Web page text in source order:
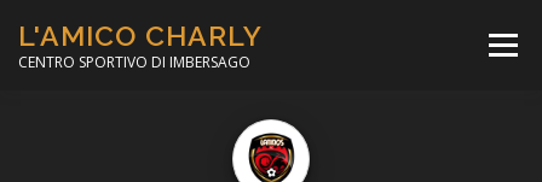
contenuto
L'AMICO CHARLY
CENTRO SPORTIVO DI IMBERSAGO
Menù
CORSO CALCIO A 5